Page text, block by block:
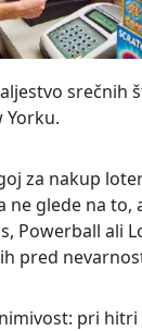
srečnih
Yorku.
za nakup
ne glede na
Powerball ali
pred
pri